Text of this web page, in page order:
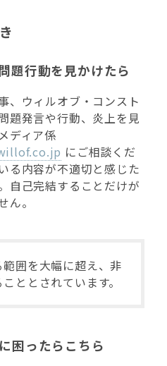
題行動を見かけたら
、ウィルオブ・コンスト
題発言や行動、炎上を見
ディア係
にご相談くだ
る内容が不適切と感じた
自己完結することだけが
ん。
囲を大幅に超え、非
ととされています。
困ったらこちら